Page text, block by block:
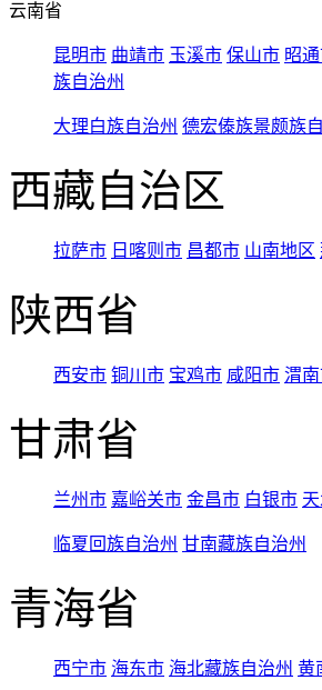
云南省
昆明市 曲靖市 玉溪市 保山市 昭
族自治州
大理白族自治州 德宏傣族景颇族
西藏自治区
拉萨市 日喀则市 昌都市 山南地区
陕西省
西安市 铜川市 宝鸡市 咸阳市 渭
甘肃省
兰州市 嘉峪关市 金昌市 白银市
临夏回族自治州 甘南藏族自治州
青海省
西宁市 海东市 海北藏族自治州 黄